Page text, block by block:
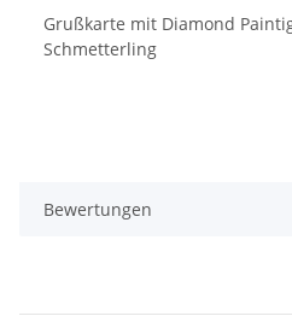
Grußkarte mit Diamond
Schmetterling
Bewertungen